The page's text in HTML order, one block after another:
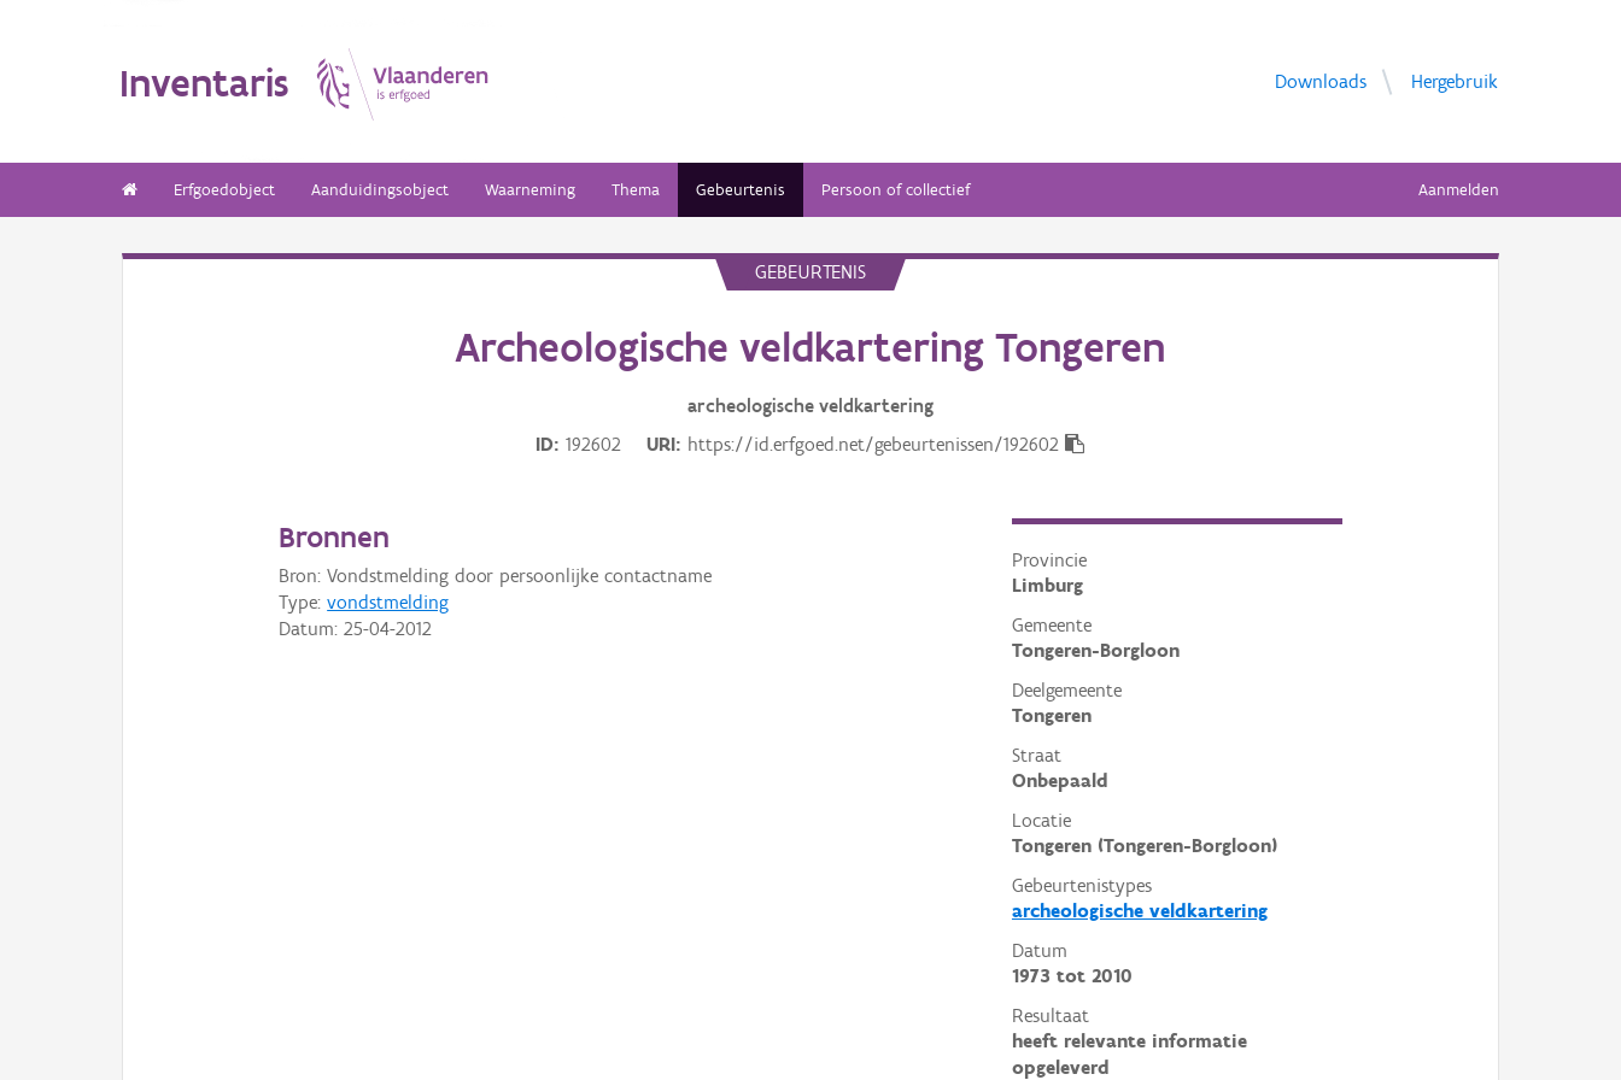
Inventaris Downloads Hergebruik
Erfgoedobject Aanduidingsobject Waarneming Thema Gebeurtenis Persoon of collectief Aanmelden
GEBEURTENIS
Archeologische veldkartering Tongeren
archeologische veldkartering
ID
192602 URI https://id.erfgoed.net/gebeurtenissen/192602
Provincie
Limburg
Gemeente
Tongeren-Borgloon
Deelgemeente
Tongeren
Straat
Onbepaald
Locatie
Tongeren (Tongeren-Borgloon)
Gebeurtenistypes
archeologische veldkartering
Datum
1973 tot 2010
Resultaat
heeft relevante informatie
opgeleverd
Bronnen
Bron: Vondstmelding door persoonlijke contactname
Type:vondstmelding
Datum:25-04-2012